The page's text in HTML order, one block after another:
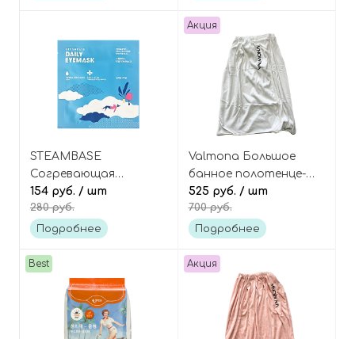
STEAMBASE
Согревающая
паровая маска для
глаз «Пушистое
облако» Daily Eye
154 руб. / шт
280 руб.
Подробнее
Акция
Valmona Большое
банное полотенце-
парео, цвет: белый
525 руб. / шт
700 руб.
Подробнее
Best Акция